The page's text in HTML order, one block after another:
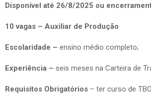
Disponível até 26/8/2025 ou
10 vagas – Auxiliar de Produção
Escolaridade – ensino médio completo;
Experiência – seis meses na Carteira de
Requisitos Obrigatórios – ter curso de